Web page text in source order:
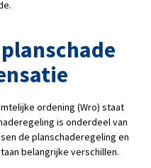
ordening (Wro) staat
is onderdeel van
de planschaderegeling en
belangrijke verschillen.